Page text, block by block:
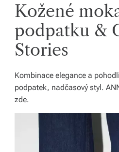
Kožené
podpatku &
Stories
Kombinace elegance a
podpatek, nadčasový styl.
zde.